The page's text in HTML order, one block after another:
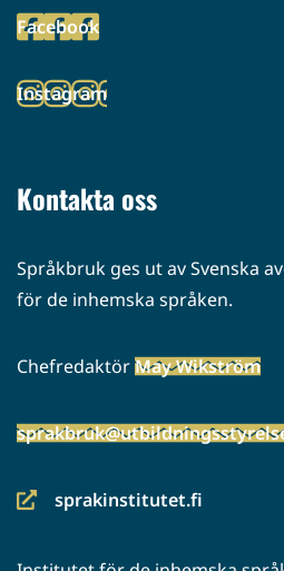
palveluun)
Facebook
(siirryt
palveluun)
Instagram
(siirryt
Kontakta oss
Språkbruk ges ut av Svenska
för de inhemska språken.
ChefredaktörMay Wikström
sprakinstitutet.fi
(siirryt